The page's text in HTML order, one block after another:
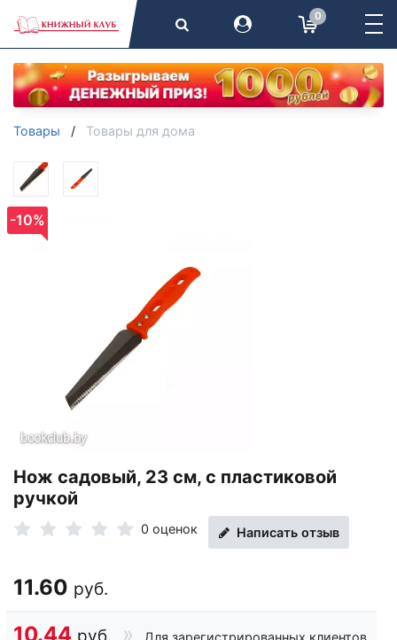
0
Товары Товары для дома
-10%
Нож садовый, 23 см, с пластиковой
ручкой
0 оценок Написать отзыв
11.60 руб.
10.44 руб.
Для зарегистрированных клиентов